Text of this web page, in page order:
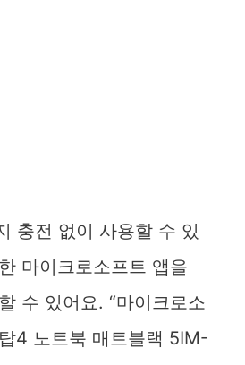
충전 없이 사용할 수 있
마이크로소프트 앱을
수 있어요. “마이크로소
4 노트북 매트블랙 5IM-